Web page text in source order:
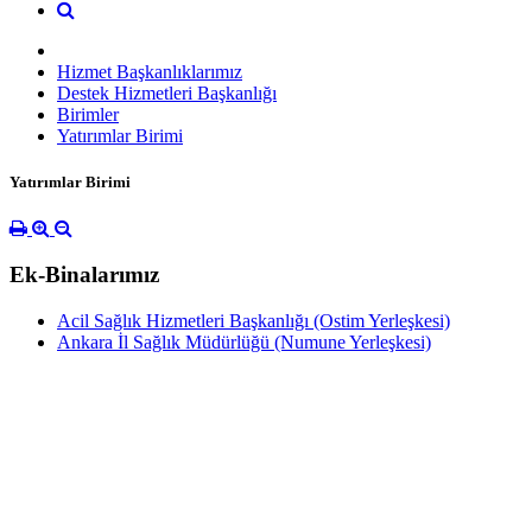
Hizmet Başkanlıklarımız
Destek Hizmetleri Başkanlığı
Birimler
Yatırımlar Birimi
Yatırımlar Birimi
Ek-Binalarımız
Acil Sağlık Hizmetleri Başkanlığı (Ostim Yerleşkesi)
Ankara İl Sağlık Müdürlüğü (Numune Yerleşkesi)